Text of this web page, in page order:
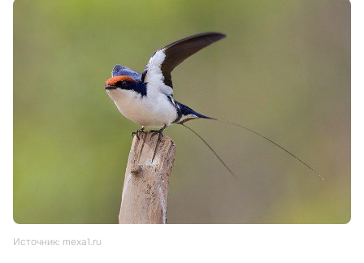
Источник: mexa1.ru